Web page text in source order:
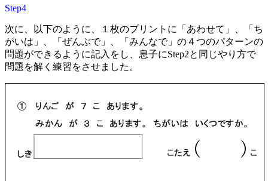
Step4
次に、以下のように、１枚のプリントに「あわせて」、「ち
がいは」、「ぜんぶで」、「みんなで」の４つのパターンの
問題ができるように記入をし、息子にStep2と同じやり方で
問題を解く練習をさせました。